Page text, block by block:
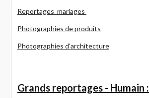
Reportages mariages
Photographies de produits
Photographies d'architecture
Grands reportages - Humain :